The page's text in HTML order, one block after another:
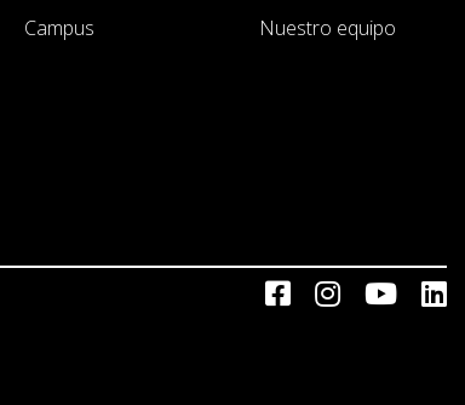
Campus Nuestro equipo